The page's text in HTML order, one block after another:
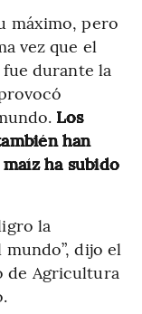
máximo, pero
vez que el
durante la
Los
han
ha subido
la
dijo el
de Agricultura